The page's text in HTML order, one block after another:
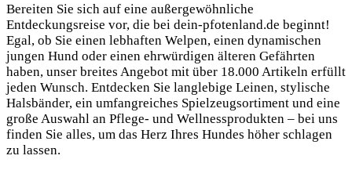
Bereiten Sie sich auf eine außergewöhnliche
Entdeckungsreise vor, die bei dein-pfotenland.de beginnt!
Egal, ob Sie einen lebhaften Welpen, einen dynamischen
jungen Hund oder einen ehrwürdigen älteren Gefährten
haben, unser breites Angebot mit über 18.000 Artikeln erfüllt
jeden Wunsch. Entdecken Sie langlebige Leinen, stylische
Halsbänder, ein umfangreiches Spielzeugsortiment und eine
große Auswahl an Pflege- und Wellnessprodukten – bei uns
finden Sie alles, um das Herz Ihres Hundes höher schlagen
zu lassen.